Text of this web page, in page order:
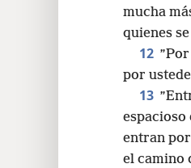
mucha
quienes
12
por
13
espacioso
entran
el camino